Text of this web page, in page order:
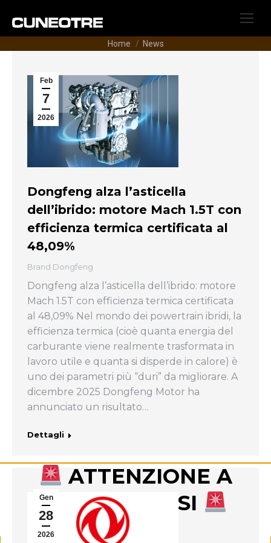
Tu sei qui:
Home News
Feb
7
2026
Dongfeng alza l’asticella
dell’ibrido: motore Mach 1.5T con
efficienza termica certificata al
48,09%
Brand Dongfeng
Dongfeng alza l’asticella dell’ibrido: motore
Mach 1.5T con efficienza termica certificata
al 48,09% Nel mondo dei powertrain ibridi, la
efficienza termica (cioè quanta energia del
carburante viene realmente trasformata in
lavoro utile e quanta si disperde in calore) è
uno dei parametri più “duri” da migliorare. A
dicembre 2025 Dongfeng Motor ha
annunciato un risultato…
Dettagli
Gen
28
2026
ATTENZIONE A
PROFILI FALSI